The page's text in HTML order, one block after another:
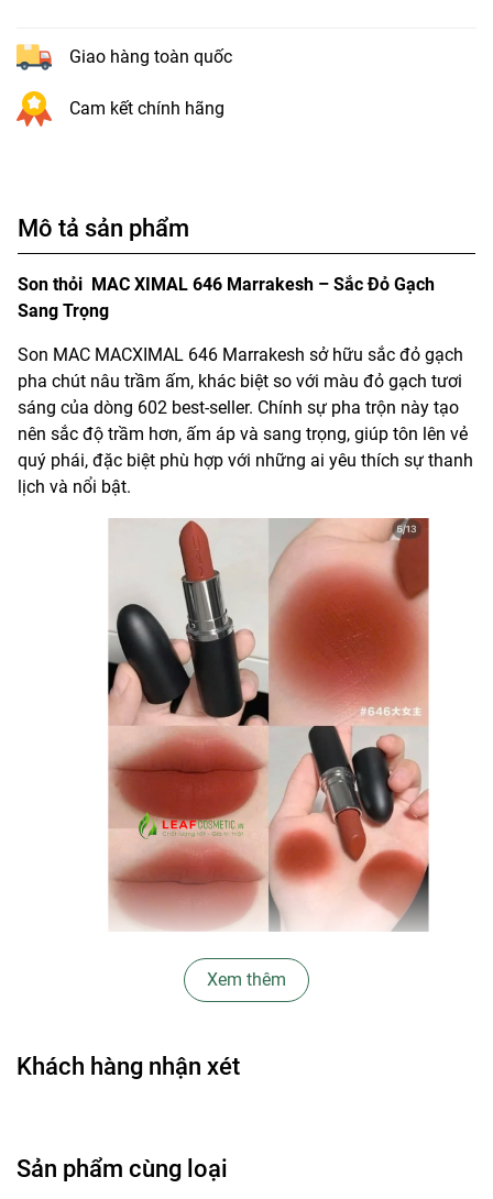
Giao hàng toàn quốc
Cam kết chính hãng
Mô tả sản phẩm
Son thỏi MAC XIMAL 646 Marrakesh – Sắc Đỏ Gạch
Sang Trọng
Son MAC MACXIMAL 646 Marrakesh sở hữu sắc đỏ gạch
pha chút nâu trầm ấm, khác biệt so với màu đỏ gạch tươi
sáng của dòng 602 best-seller. Chính sự pha trộn này tạo
nên sắc độ trầm hơn, ấm áp và sang trọng, giúp tôn lên vẻ
quý phái, đặc biệt phù hợp với những ai yêu thích sự thanh
lịch và nổi bật.
Thương hiệu: MAC Cosmetics
Dòng son: MACXIMAL Silky Matte Lipstick
Dòng Son MACXIMAL Silky Matte – Cải tiến vượt bậc của
Ra mắt sau 30 năm thành công rực rỡ của dòng MAC
Matte, MACXIMAL Silky Matte Lipstick là phiên bản cải
Xem thêm
Khách hàng nhận xét
Sản phẩm cùng loại